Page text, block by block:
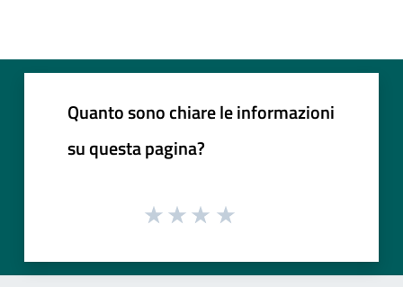
Quanto sono chiare le informazioni
su questa pagina?